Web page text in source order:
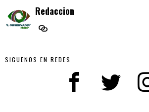
Redaccion
SIGUENOS EN REDES